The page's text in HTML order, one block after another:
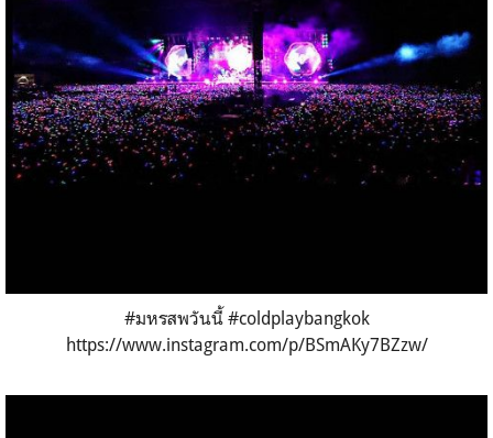
#มหรสพวันนี้ #coldplaybangkok
https://www.instagram.com/p/BSmAKy7BZzw/